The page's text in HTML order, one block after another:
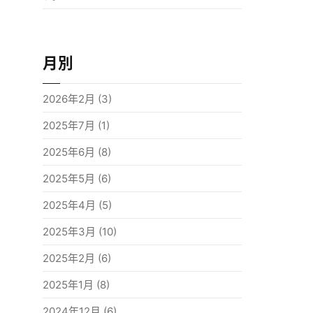
月別
2026年2月 (3)
2025年7月 (1)
2025年6月 (8)
2025年5月 (6)
2025年4月 (5)
2025年3月 (10)
2025年2月 (6)
2025年1月 (8)